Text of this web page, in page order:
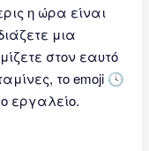
η ώρα είναι
μια
στον εαυτό
το emoji 🕓
εργαλείο.